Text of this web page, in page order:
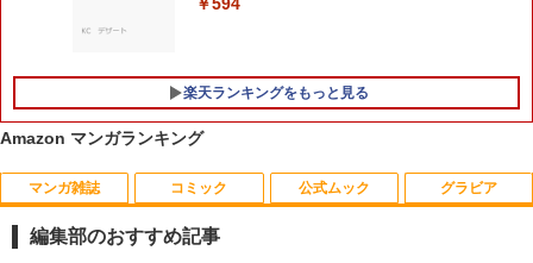
￥759
楽天ランキングをもっと見る
1
【楽天ブックス限定特典】GIANNA Plus
ス限定オリジナルステッカー)
Amazon マンガランキング
マンガ雑誌 コミック 公式ムック グラビア
編集部のおすすめ記事